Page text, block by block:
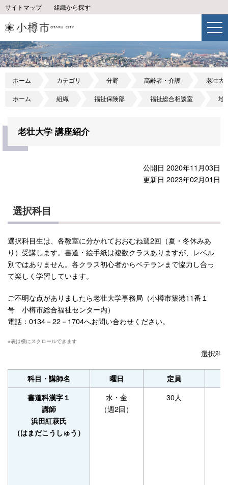
サイトマップ 組織から探す
ホーム カテゴリ 分野 高齢者・介護 老壮大
ホーム 組織 福祉保険部 福祉総合相談室 地
老壮大学 講座紹介
公開日 2020年11月03日
更新日 2023年02月01日
選択科目
選択科目生は、各教室に分かれておおむね週2回（夏・冬休みあ
り）受講します。書道・絵手紙は複数クラスありますが、レベル
別ではありません。各クラス初心者からベテランまで協力し合っ
て楽しく学習しています。
ご不明な点がありましたら老壮大学事務局（小樽市築港11番１
号 小樽市総合福祉センター内）
電話：0134－22－1704へお問い合わせください。
選択科
科目・講師名 曜日
定員
書道科漢字１
講師
浜田紅萩氏
（はまだこうしゅう）
水・金
（週2回）
30人